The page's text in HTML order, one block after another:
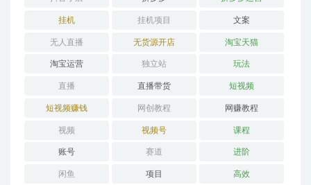
挂机 挂机项目 文案
无人直播 无货源开店 淘宝天猫
淘宝运营 独立站 玩法
直播 直播带货 短视频
短视频赚钱 网创教程 网赚教程
视频 视频号 课程
账号 赛道 进阶
闲鱼 项目 高效